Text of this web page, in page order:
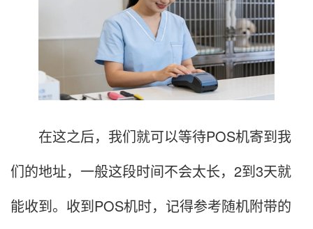
在这之后，我们就可以等待POS机寄到我
们的地址，一般这段时间不会太长，2到3天就
能收到。收到POS机时，记得参考随机附带的